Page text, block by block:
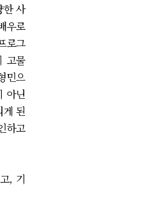
한 사
우로
로그
고물
민으
아닌
된
하고
, 기